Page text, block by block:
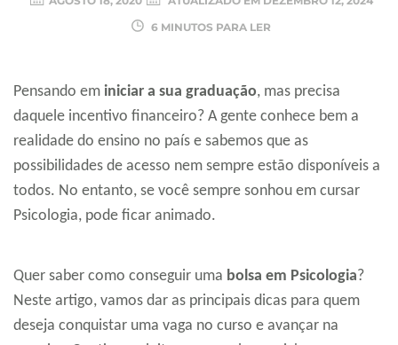
6 MINUTOS PARA LER
Pensando em iniciar a sua graduação, mas precisa
daquele incentivo financeiro? A gente conhece bem a
realidade do ensino no país e sabemos que as
possibilidades de acesso nem sempre estão disponíveis a
todos. No entanto, se você sempre sonhou em cursar
Psicologia, pode ficar animado.
Quer saber como conseguir uma bolsa em Psicologia?
Neste artigo, vamos dar as principais dicas para quem
deseja conquistar uma vaga no curso e avançar na